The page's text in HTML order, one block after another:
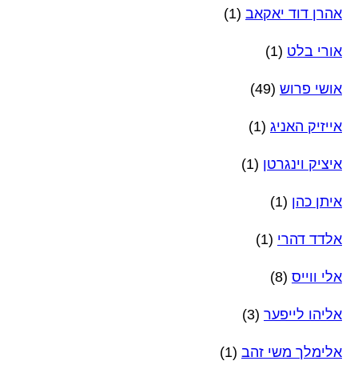
אהרן דוד יאקאב (1)
אורי בלט (1)
אושי פרוש (49)
אייזיק האניג (1)
איציק וינגרטן (1)
איתן כהן (1)
אלדד דהרי (1)
אלי ווייס (8)
אליהו לייפער (3)
אלימלך משי זהב (1)